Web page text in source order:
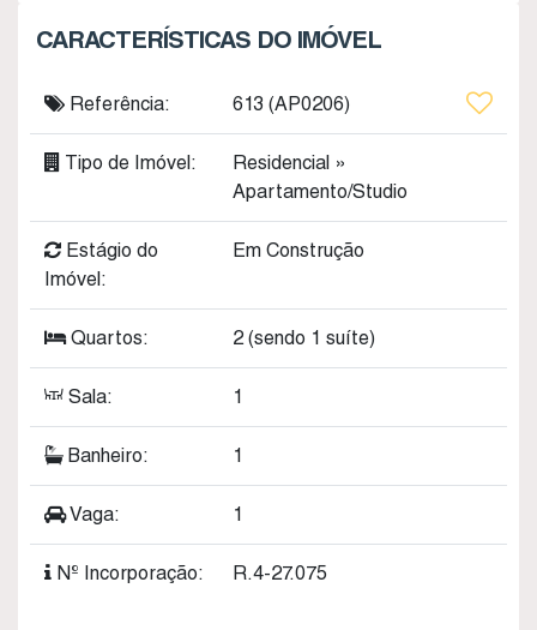
CARACTERÍSTICAS DO IMÓVEL
Referência: 613 (AP0206)
Tipo de Imóvel: Residencial »
Apartamento/Studio
Estágio do
Imóvel:
Em Construção
Quartos: 2 (sendo 1 suíte)
Sala: 1
Banheiro: 1
Vaga: 1
Nº Incorporação: R.4-27.075